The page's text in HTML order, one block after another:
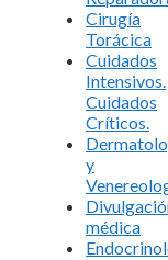
Cirugía
Torácica
Cuidados
Intensivos.
Cuidados
Críticos.
y
médica